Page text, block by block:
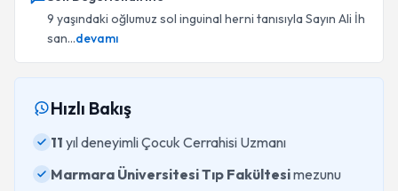
9 yaşındaki oğlumuz sol inguinal herni tanısıyla Sayın Ali İh
san...devamı
Hızlı Bakış
11 yıl deneyimli Çocuk Cerrahisi Uzmanı
Marmara Üniversitesi Tıp Fakültesimezunu